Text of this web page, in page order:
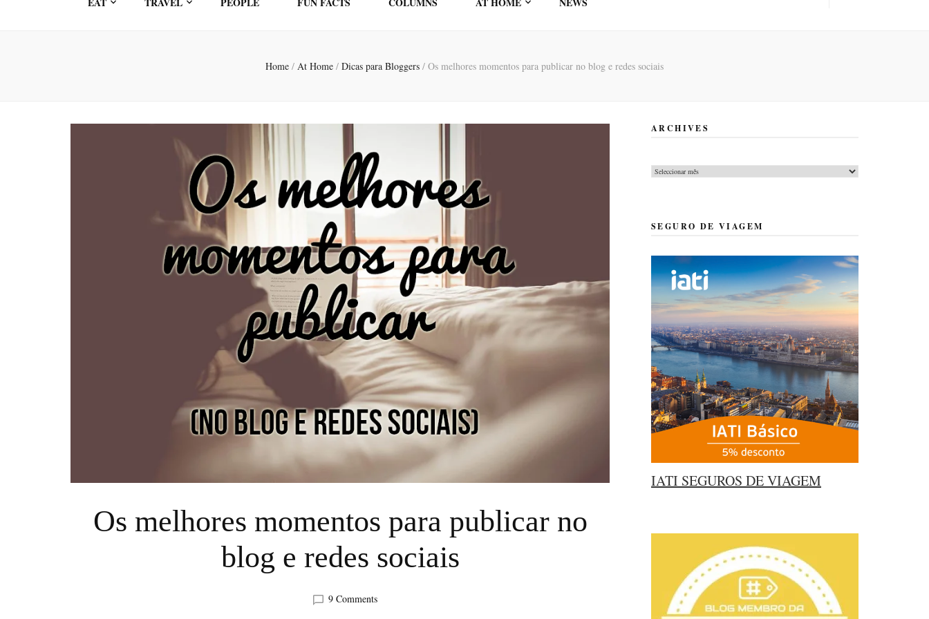
Home / At Home / Dicas para Bloggers / Os melhores momentos para publicar no blog e redes sociais
Os melhores momentos para publicar no
blog e redes sociais
9 Commentson
ARCHIVES
Archives
SEGURO DE VIAGEM
IATI SEGUROS DE VIAGEM